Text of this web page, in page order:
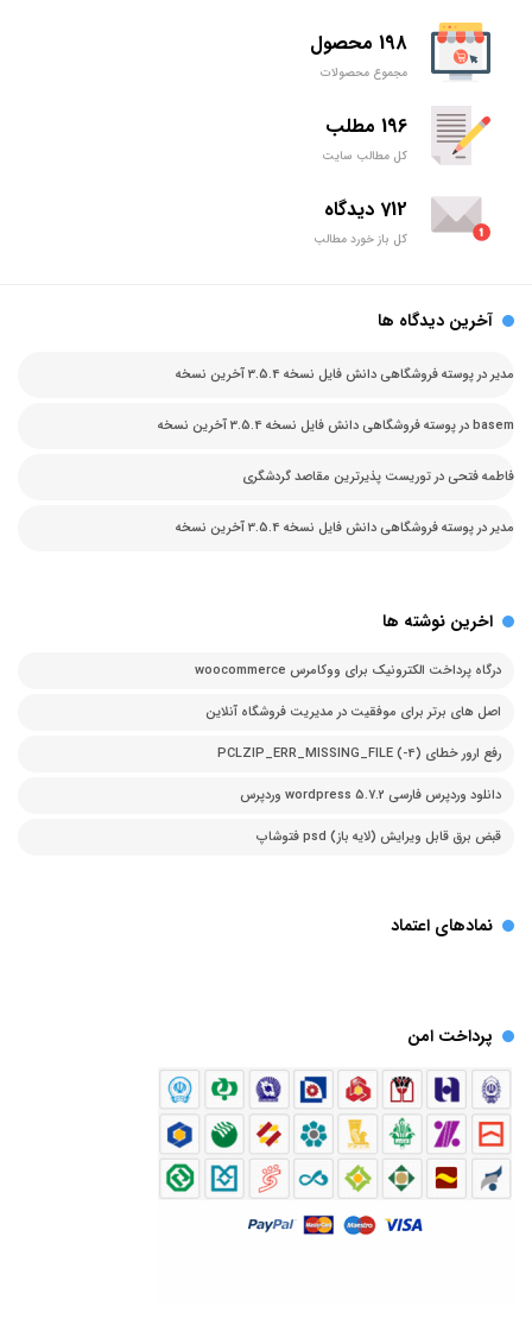
198 محصول
مجموع محصولات
196 مطلب
کل مطالب سایت
712 دیدگاه
کل باز خورد مطالب
آخرین دیدگاه ها
مدیردرپوسته فروشگاهی دانش فایل نسخه 3.5.4 آخرین نسخه
basemدرپوسته فروشگاهی دانش فایل نسخه 3.5.4 آخرین نسخه
فاطمه فتحی درتوریست پذیرترین مقاصد گردشگری
مدیردرپوسته فروشگاهی دانش فایل نسخه 3.5.4 آخرین نسخه
اخرین نوشته ها
درگاه پرداخت الکترونیک برای ووکامرس woocommerce
اصل های برتر برای موفقیت در مدیریت فروشگاه آنلاین
رفع ارور خطای PCLZIP_ERR_MISSING_FILE (-4)
دانلود وردپرس فارسی 5.7.2 wordpress وردپرس
قبض برق قابل ویرایش (لایه باز) psd فتوشاپ
نمادهای اعتماد
پرداخت امن